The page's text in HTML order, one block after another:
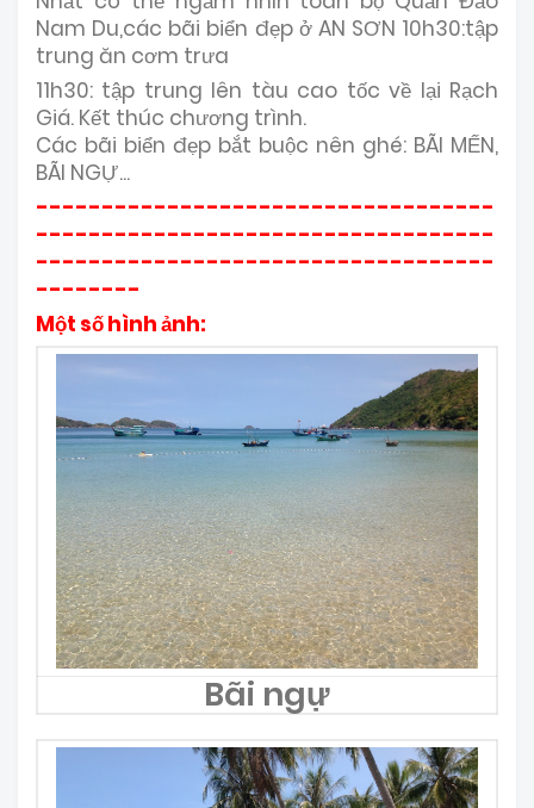
Nam Du,các bãi biển đẹp ở AN SƠN 10h30:tập
trung ăn cơm trưa
11h30: tập trung lên tàu cao tốc về lại Rạch
Giá. Kết thúc chương trình.
Các bãi biển đẹp bắt buộc nên ghé: BÃI MẾN,
BÃI NGỰ...
-----------------------------------
-----------------------------------
-----------------------------------
--------
Một số hình ảnh:
Bãi ngự